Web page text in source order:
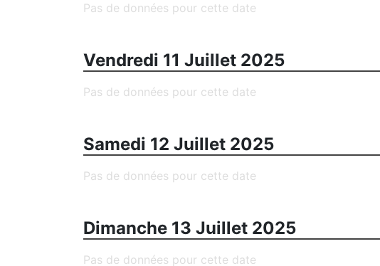
Pas de données pour cette date
Vendredi 11 Juillet 2025
Pas de données pour cette date
Samedi 12 Juillet 2025
Pas de données pour cette date
Dimanche 13 Juillet 2025
Pas de données pour cette date